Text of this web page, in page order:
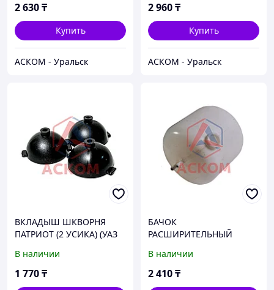
2 630₸
Купить
АСКОМ - Уральск
2 960₸
Купить
АСКОМ - Уральск
ВКЛАДЫШ ШКВОРНЯ
ПАТРИОТ (2 УСИКА) (УАЗ
В наличии
1 770₸
БАЧОК
РАСШИРИТЕЛЬНЫЙ
В наличии
2 410₸